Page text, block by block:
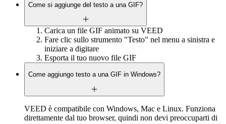
Come si aggiunge del testo a una GIF?
Carica un file GIF animato su VEED
Fare clic sullo strumento "Testo" nel menu a sinistra e
iniziare a digitare
Esporta il tuo nuovo file GIF
Come aggiungo testo a una GIF in Windows?
VEED è compatibile con Windows, Mac e Linux. Funziona
direttamente dal tuo browser, quindi non devi preoccuparti di